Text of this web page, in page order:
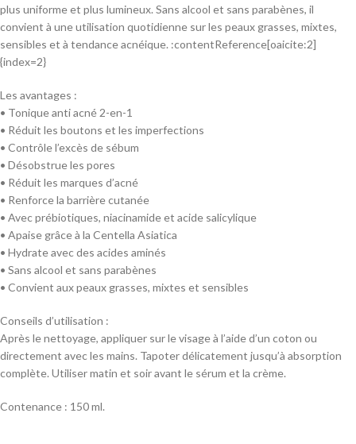
plus uniforme et plus lumineux. Sans alcool et sans parabènes, il
convient à une utilisation quotidienne sur les peaux grasses, mixtes,
sensibles et à tendance acnéique. :contentReference[oaicite:2]
{index=2}
Les avantages :
• Tonique anti acné 2-en-1
• Réduit les boutons et les imperfections
• Contrôle l’excès de sébum
• Désobstrue les pores
• Réduit les marques d’acné
• Renforce la barrière cutanée
• Avec prébiotiques, niacinamide et acide salicylique
• Apaise grâce à la Centella Asiatica
• Hydrate avec des acides aminés
• Sans alcool et sans parabènes
• Convient aux peaux grasses, mixtes et sensibles
Conseils d’utilisation :
Après le nettoyage, appliquer sur le visage à l’aide d’un coton ou
directement avec les mains. Tapoter délicatement jusqu’à absorption
complète. Utiliser matin et soir avant le sérum et la crème.
Contenance : 150 ml.